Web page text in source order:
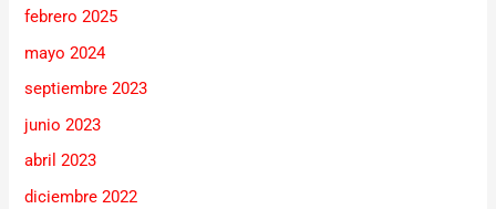
febrero 2025
mayo 2024
septiembre 2023
junio 2023
abril 2023
diciembre 2022